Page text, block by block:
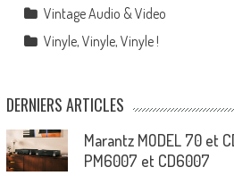
Vintage Audio & Video
Vinyle, Vinyle, Vinyle !
DERNIERS ARTICLES
Marantz MODEL 70 et
PM6007 et CD6007